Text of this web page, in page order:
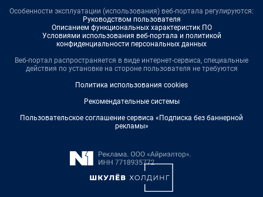
Особенности эксплуатации (использования) веб-портала регулируются:
Руководством пользователя
Описанием функциональных характеристик ПО
Условиями использования веб-портала и политикой
конфиденциальности персональных данных
Веб-портал распространяется в виде интернет-сервиса, специальные
действия по установке на стороне пользователя не требуются
Политика использования cookies
Рекомендательные системы
Пользовательское соглашение сервиса «Подписка без баннерной
рекламы»